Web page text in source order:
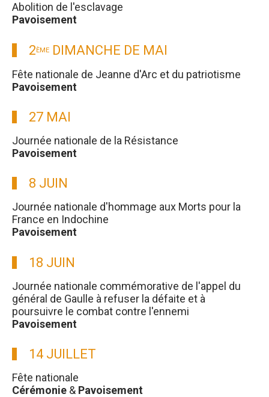
Abolition de l'esclavage
Pavoisement
2ÈME DIMANCHE DE MAI
Fête nationale de Jeanne d'Arc et du patriotisme
Pavoisement
27 MAI
Journée nationale de la Résistance
Pavoisement
8 JUIN
Journée nationale d'hommage aux Morts pour la
France en Indochine
Pavoisement
18 JUIN
Journée nationale commémorative de l'appel du
général de Gaulle à refuser la défaite et à
poursuivre le combat contre l'ennemi
Pavoisement
14 JUILLET
Fête nationale
Cérémonie & Pavoisement